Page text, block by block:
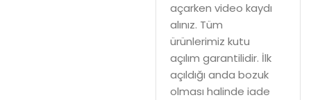
açarken video kaydı
alınız. Tüm
ürünlerimiz kutu
açılım garantilidir. İlk
açıldığı anda bozuk
olması halinde iade